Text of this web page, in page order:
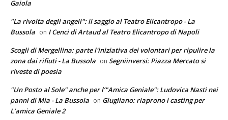
Gaiola
"La rivolta degli angeli": il saggio al Teatro Elicantropo - La
Bussola on I Cenci di Artaud al Teatro Elicantropo di Napoli
Scogli di Mergellina: parte l'iniziativa dei volontari per ripulire la
zona dai rifiuti - La Bussola on Segniinversi: Piazza Mercato si
riveste di poesia
"Un Posto al Sole" anche per l’"Amica Geniale": Ludovica Nasti nei
panni di Mia - La Bussola on Giugliano: riaprono i casting per
L’amica Geniale 2